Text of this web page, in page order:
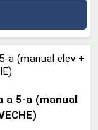
a 5-a (manual